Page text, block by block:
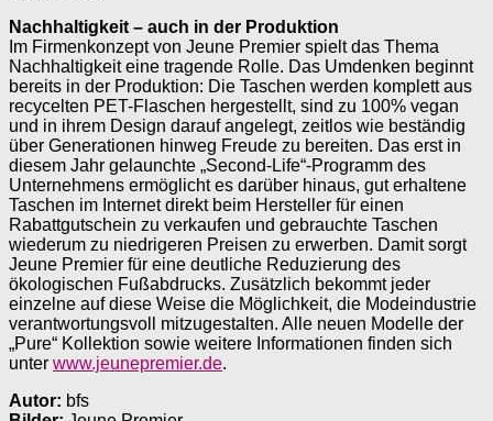
Nachhaltigkeit – auch in der Produktion
Im Firmenkonzept von Jeune Premier spielt das Thema
Nachhaltigkeit eine tragende Rolle. Das Umdenken beginnt
bereits in der Produktion: Die Taschen werden komplett aus
recycelten PET-Flaschen hergestellt, sind zu 100% vegan
und in ihrem Design darauf angelegt, zeitlos wie beständig
über Generationen hinweg Freude zu bereiten. Das erst in
diesem Jahr gelaunchte „Second-Life“-Programm des
Unternehmens ermöglicht es darüber hinaus, gut erhaltene
Taschen im Internet direkt beim Hersteller für einen
Rabattgutschein zu verkaufen und gebrauchte Taschen
wiederum zu niedrigeren Preisen zu erwerben. Damit sorgt
Jeune Premier für eine deutliche Reduzierung des
ökologischen Fußabdrucks. Zusätzlich bekommt jeder
einzelne auf diese Weise die Möglichkeit, die Modeindustrie
verantwortungsvoll mitzugestalten. Alle neuen Modelle der
„Pure“ Kollektion sowie weitere Informationen finden sich
unter www.jeunepremier.de.
Autor: bfs